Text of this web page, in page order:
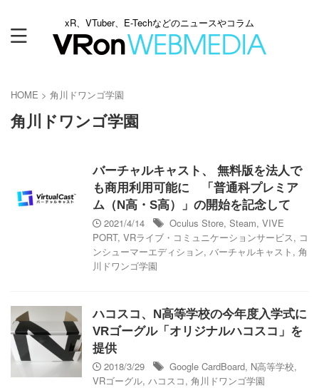
xR、VTuber、E-Techなどのニュースやコラム
HOME > 角川ドワンゴ学園
角川ドワンゴ学園
バーチャルキャスト、 無料版を法人で
も商用利用可能に 「普通科プレミア
ム（N高・S高）」の開始を記念して
2021/4/14
Oculus Store, Steam, VIVE
PORT, VRライブ・コミュニケーションサービス, コ
ンシューマーエディション, バーチャルキャスト , 角
川ドワンゴ学園
ハコスコ、N高等学校の今年度入学式に
VRゴーグル「オリジナルハコスコ」を
提供
2018/3/29
Google CardBoard, N高等学校,
VRゴーグル, ハコスコ, 角川ドワンゴ学園